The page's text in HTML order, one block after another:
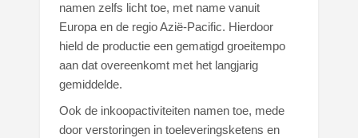
namen zelfs licht toe, met name vanuit
Europa en de regio Azië-Pacific. Hierdoor
hield de productie een gematigd groeitempo
aan dat overeenkomt met het langjarig
gemiddelde.
Ook de inkoopactiviteiten namen toe, mede
door verstoringen in toeleveringsketens en